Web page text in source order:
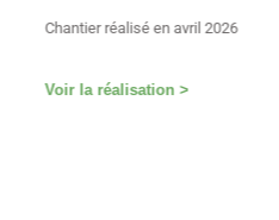
Chantier réalisé en février 2026
Voir la réalisation >